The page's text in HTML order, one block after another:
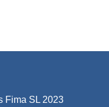
Fima SL 2023